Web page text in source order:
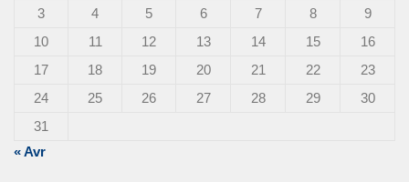
3
4 5 6 7 8
9
10
11 12 13 14 15
16
17
18 19 20 21 22
23
24
25 26 27 28 29
30
31
« Avr